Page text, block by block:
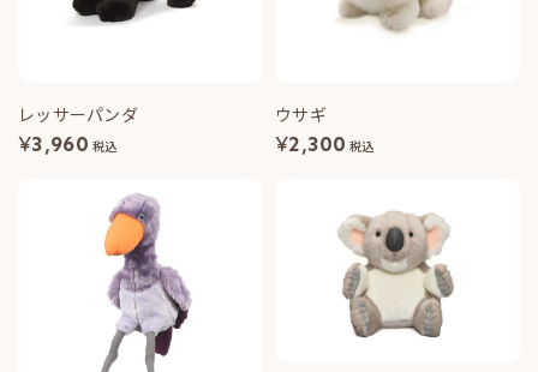
レッサーパンダ
¥3,960 税込
ウサギ
¥2,300 税込